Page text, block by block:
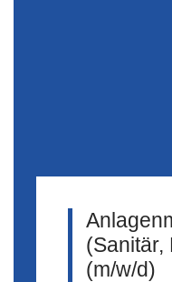
(Sanitär,
(m/w/d)